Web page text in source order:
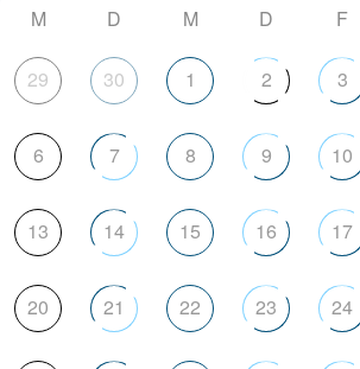
M D M D F
29 30 1 2 3
6 7 8 9 10
13 14 15 16 17
20 21 22 23 24